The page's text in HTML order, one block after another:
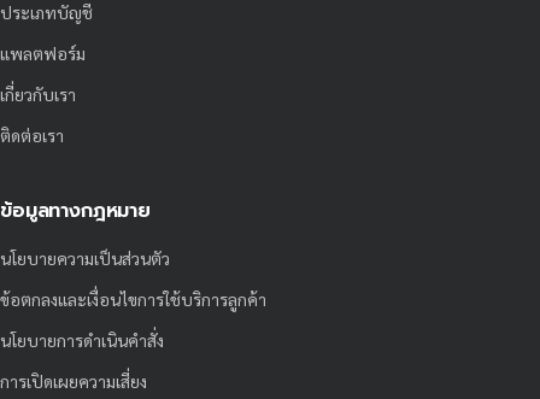
ประเภทบัญชี
แพลตฟอร์ม
เกี่ยวกับเรา
ติดต่อเรา
ข้อมูลทางกฎหมาย
นโยบายความเป็นส่วนตัว
ข้อตกลงและเงื่อนไขการใช้บริการลูกค้า
นโยบายการดำเนินคำสั่ง
การเปิดเผยความเสี่ยง